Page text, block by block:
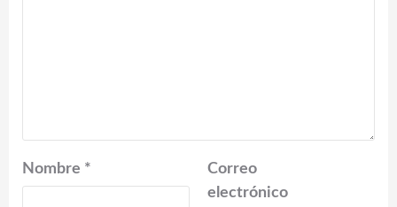
Nombre *
Correo
electrónico